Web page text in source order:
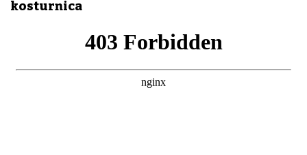
kosturnica